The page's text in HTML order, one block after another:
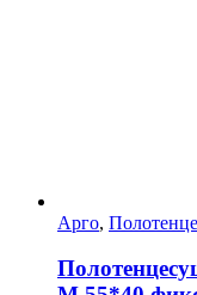
Арго,